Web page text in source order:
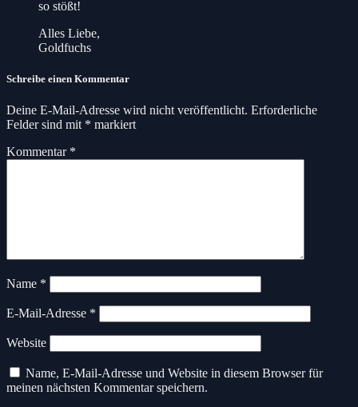
so stößt!
Alles Liebe,
Goldfuchs
Schreibe einen Kommentar
Deine E-Mail-Adresse wird nicht veröffentlicht. Erforderliche
Felder sind mit * markiert
Kommentar *
Name *
E-Mail-Adresse *
Website
Name, E-Mail-Adresse und Website in diesem Browser für
meinen nächsten Kommentar speichern.